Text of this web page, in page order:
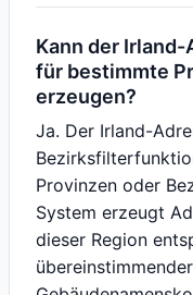
Kann der
für bestimmte
erzeugen?
Ja. Der Irland-
Provinzen oder
System erzeugt
dieser Region